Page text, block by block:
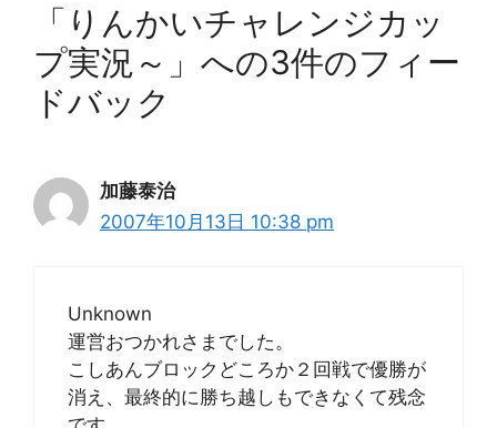
「りんかいチャレンジカッ
プ実況～」への3件のフィー
ドバック
加藤泰治
2007年10月13日 10:38 pm
Unknown
運営おつかれさまでした。
こしあんブロックどころか２回戦で優勝が
消え、最終的に勝ち越しもできなくて残念